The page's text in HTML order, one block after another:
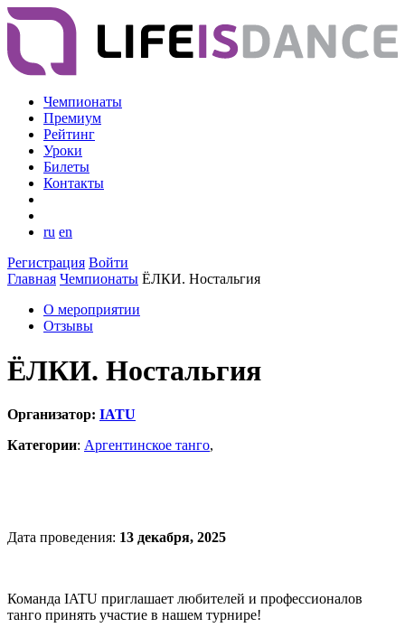
Чемпионаты
Премиум
Рейтинг
Уроки
Билеты
Контакты
ru en
Регистрация Войти
Главная Чемпионаты ЁЛКИ. Ностальгия
О мероприятии
Отзывы
ЁЛКИ. Ностальгия
Организатор: IATU
Категории: Аргентинское танго,
Дата проведения: 13 декабря, 2025
Команда IATU приглашает любителей и профессионалов
танго принять участие в нашем турнире!